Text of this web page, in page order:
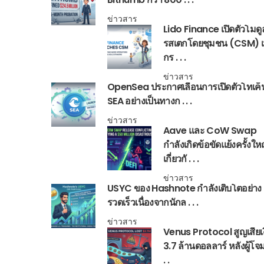
ข่าวสาร
Lido Finance เปิดตัวโม
รสเตกโดยชุมชน (CSM)
กร . . .
ข่าวสาร
OpenSea ประกาศเลื่อนการเปิดตัวโทเ
SEA อย่างเป็นทางก . . .
ข่าวสาร
Aave และ CoW Swap
กำลังเกิดข้อขัดแย้งครั้งใ
เกี่ยวกั . . .
ข่าวสาร
USYC ของ Hashnote กำลังเติบโตอย่าง
รวดเร็วเนื่องจากนักล . . .
ข่าวสาร
Venus Protocol สูญเสีย
3.7 ล้านดอลลาร์ หลังผู้โจ
. .